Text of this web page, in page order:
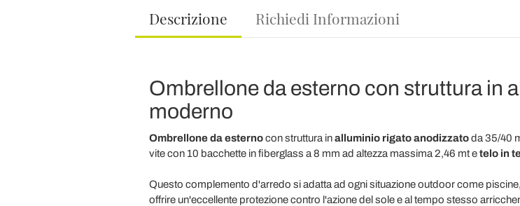
Descrizione Richiedi Informazioni
Ombrellone da esterno con struttura in
moderno
Ombrellone da esternocon struttura inalluminio rigato anodizzatoda 35/40
vite con 10 bacchette in fiberglass a 8 mm ad altezza massima 2,46 mt etelo in
Questo complemento d'arredo si adatta ad ogni situazione outdoor come
offrire un'eccellente protezione contro l'azione del sole e al tempo stesso